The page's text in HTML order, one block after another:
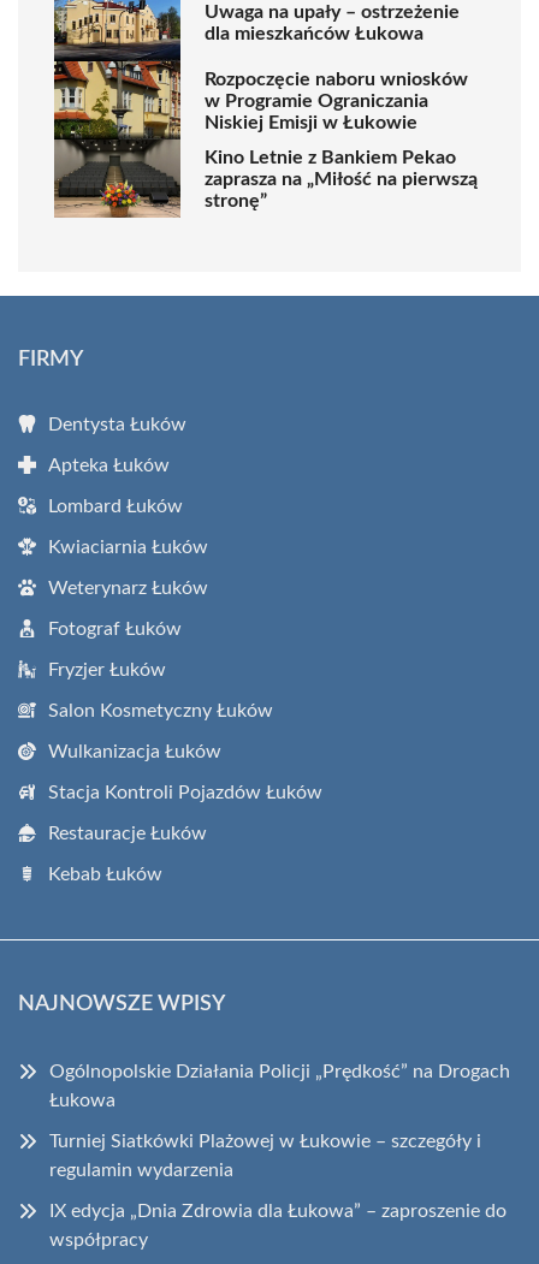
Uwaga na upały – ostrzeżenie
dla mieszkańców Łukowa
Rozpoczęcie naboru wniosków
w Programie Ograniczania
Niskiej Emisji w Łukowie
Kino Letnie z Bankiem Pekao
zaprasza na „Miłość na pierwszą
stronę”
FIRMY
Dentysta Łuków
Apteka Łuków
Lombard Łuków
Kwiaciarnia Łuków
Weterynarz Łuków
Fotograf Łuków
Fryzjer Łuków
Salon Kosmetyczny Łuków
Wulkanizacja Łuków
Stacja Kontroli Pojazdów Łuków
Restauracje Łuków
Kebab Łuków
NAJNOWSZE WPISY
Ogólnopolskie Działania Policji „Prędkość” na Drogach
Łukowa
Turniej Siatkówki Plażowej w Łukowie – szczegóły i
regulamin wydarzenia
IX edycja „Dnia Zdrowia dla Łukowa” – zaproszenie do
współpracy